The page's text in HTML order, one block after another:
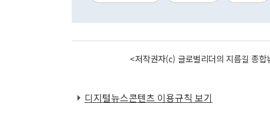
<저작권자(c) 글로벌리더의 지름길 종
디지털뉴스콘텐츠 이용규칙 보기